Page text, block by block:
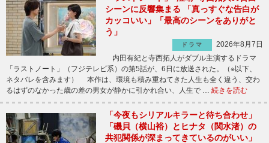
シーンに反響集まる 「真っすぐな告白が
カッコいい」「最高のシーンをありがと
う」
ドラマ
2026年8月7日
内田有紀と寺西拓人がダブル主演するドラマ
「ラストノート」（フジテレビ系）の第5話が、6日に放送された。（※以下、
ネタバレを含みます） 本作は、環境も積み重ねてきた人生も全く違う、交わ
るはずのなかった歳の差の男女が静かに引かれ合い、人生で … 続きを読む
「今夜もシリアルキラーと待ち合わせ」
「磯貝（横山裕）とヒナタ（関水渚）の
共犯関係が深まってきているのがいい」